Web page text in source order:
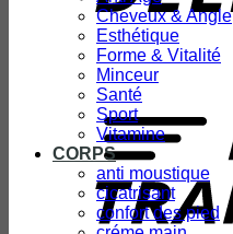
Cheveux & Angle
Esthétique
Forme & Vitalité
Minceur
Santé
Sport
Vitamine
CORPS
anti moustique
cicatrisant
confort des pied